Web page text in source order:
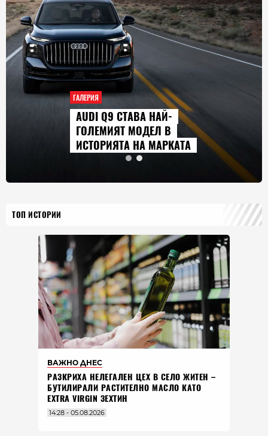
ГАЛЕРИЯ
AUDI Q9 СТАВА НАЙ-
ГОЛЕМИЯТ МОДЕЛ В
ИСТОРИЯТА НА МАРКАТА
ТОП ИСТОРИИ
ВАЖНО ДНЕС
РАЗКРИХА НЕЛЕГАЛЕН ЦЕХ В СЕЛО ЖИТЕН –
БУТИЛИРАЛИ РАСТИТЕЛНО МАСЛО КАТО
EXTRA VIRGIN ЗЕХТИН
14:28 - 05.08.2026